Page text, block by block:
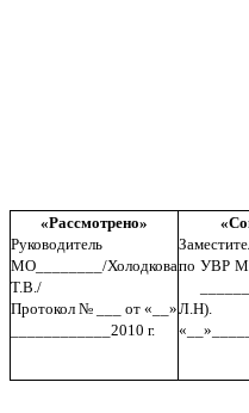
«Рассмотрено»
Руководитель
МО________/Холодкова
Т.В./
Протокол № ___ от «__»
____________2010 г.
по УВР
Л.Н).